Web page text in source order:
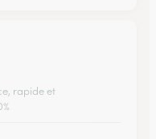
rapide et